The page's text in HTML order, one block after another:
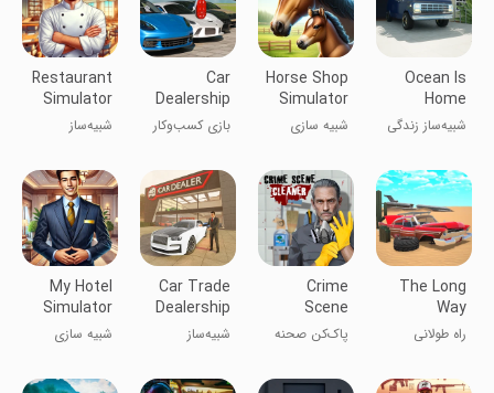
Ocean Is
Home
:Island Life
Sim
شبیه‌ساز زندگی
Horse Shop
Simulator
شبیه سازی
Car
Dealership
Business
Game
بازی کسب‌وکار
ماشین
Restaurant
Simulator
3D Bar
شبیه‌ساز
The Long
Way
راه طولانی
Crime
Scene
Cleaner:
Mobile 3D
پاک‌کن صحنه
Car Trade
Dealership
Simulator
شبیه‌ساز
اتومبیل
My Hotel
Simulator
3D
شبیه سازی